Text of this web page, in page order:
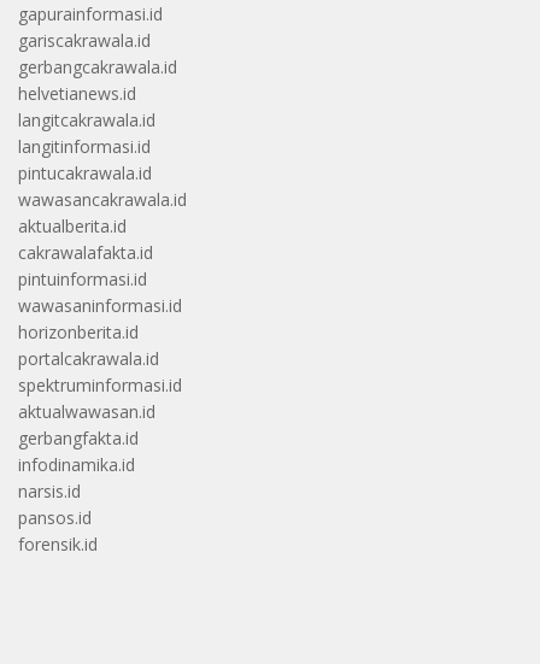
gapurainformasi.id
gariscakrawala.id
gerbangcakrawala.id
helvetianews.id
langitcakrawala.id
langitinformasi.id
pintucakrawala.id
wawasancakrawala.id
aktualberita.id
cakrawalafakta.id
pintuinformasi.id
wawasaninformasi.id
horizonberita.id
portalcakrawala.id
spektruminformasi.id
aktualwawasan.id
gerbangfakta.id
infodinamika.id
narsis.id
pansos.id
forensik.id